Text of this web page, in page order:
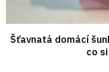
Šťavnatá domácí
co